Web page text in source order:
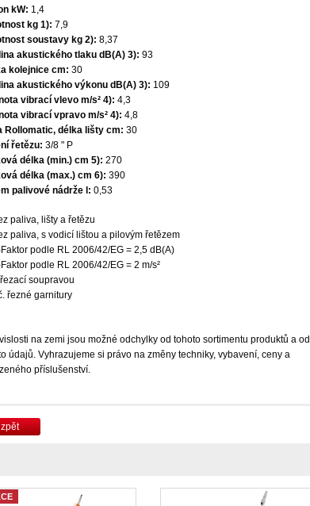
kW: 1,4
kg 1): 7,9
soustavy kg 2): 8,37
akustického tlaku dB(A) 3): 93
kolejnice cm: 30
akustického výkonu dB(A) 3): 109
vibrací vlevo m/s² 4): 4,3
vibrací vpravo m/s² 4): 4,8
Rollomatic, délka lišty cm: 30
řetězu: 3/8 " P
délka (min.) cm 5): 270
délka (max.) cm 6): 390
palivové nádrže l: 0,53
paliva, lišty a řetězu
paliva, s vodicí lištou a pilovým řetězem
podle RL 2006/42/EG = 2,5 dB(A)
podle RL 2006/42/EG = 2 m/s²
soupravou
řezné garnitury
na zemi jsou možné odchylky od tohoto sortimentu produktů a od
údajů. Vyhrazujeme si právo na změny techniky, vybavení, ceny a
příslušenství.
zpět